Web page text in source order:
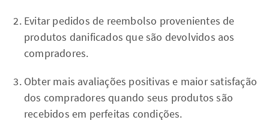
Evitar pedidos de reembolso provenientes de
produtos danificados que são devolvidos aos
compradores.
Obter mais avaliações positivas e maior satisfação
dos compradores quando seus produtos são
recebidos em perfeitas condições.